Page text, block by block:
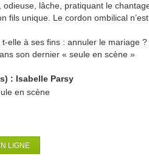
odieuse, lâche, pratiquant le
fils unique. Le cordon ombilical
t-elle à ses fins : annuler le mariage
son dernier « seule en scène »
: Isabelle Parsy
en scène
LIGNE